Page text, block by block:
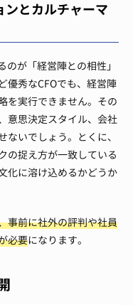
とカルチャーマ
が「経営陣との相性」
優秀なCFOでも、経営陣
を実行できません。その
意思決定スタイル、会社
いでしょう。とくに、
の捉え方が一致している
化に溶け込めるかどうか
事前に社外の評判や社員
必要になります。